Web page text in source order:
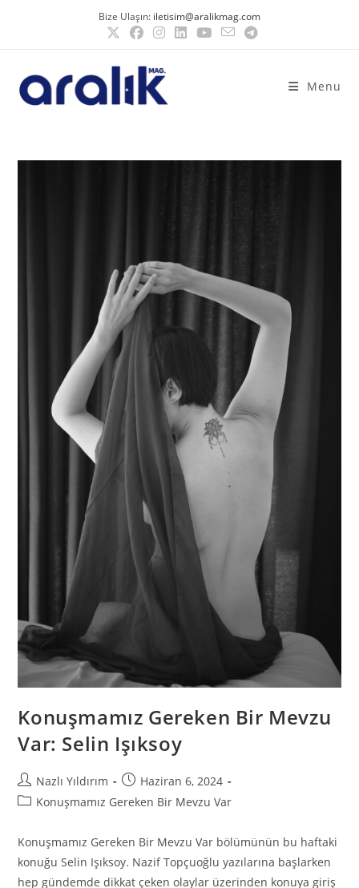
Bize Ulaşın: iletisim@aralikmag.com
Menu
Konuşmamız Gereken Bir Mevzu
Var: Selin Işıksoy
Nazlı Yıldırım
Haziran 6, 2024
Konuşmamız Gereken Bir Mevzu Var
Konuşmamız Gereken Bir Mevzu Var bölümünün bu haftaki
konuğu Selin Işıksoy. Nazif Topçuoğlu yazılarına başlarken
hep gündemde dikkat çeken olaylar üzerinden konuya giriş